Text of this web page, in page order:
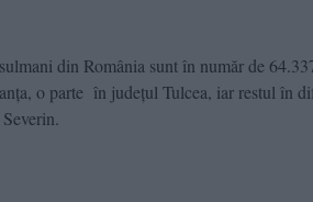
din România sunt în număr de
o parte în judeţul Tulcea, iar restul în